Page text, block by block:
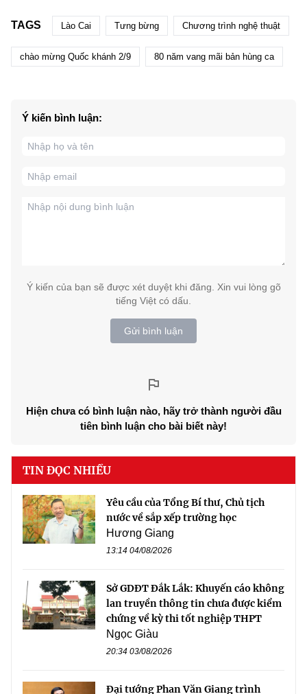
TAGS Lào Cai Tưng bừng Chương trình nghệ thuật
chào mừng Quốc khánh 2/9 80 năm vang mãi bản hùng ca
Ý kiến bình luận:
Ý kiến của bạn sẽ được xét duyệt khi đăng. Xin vui lòng gõ
tiếng Việt có dấu.
Gửi bình luận
Hiện chưa có bình luận nào, hãy trở thành người đầu
tiên bình luận cho bài biết này!
TIN ĐỌC NHIỀU
Yêu cầu của Tổng Bí thư, Chủ tịch
nước về sắp xếp trường học
Hương Giang
13:14 04/08/2026
Sở GDĐT Đắk Lắk: Khuyến cáo không
lan truyền thông tin chưa được kiểm
chứng về kỳ thi tốt nghiệp THPT
Ngọc Giàu
20:34 03/08/2026
Đại tướng Phan Văn Giang trình